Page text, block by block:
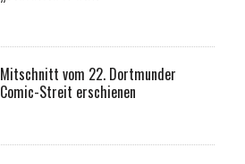
Mitschnitt vom 22. Dortmunder
Comic-Streit erschienen